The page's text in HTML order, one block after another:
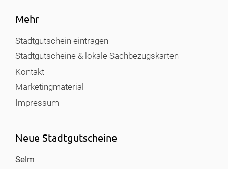
Mehr
Stadtgutschein eintragen
Stadtgutscheine & lokale Sachbezugskarten
Kontakt
Marketingmaterial
Impressum
Neue Stadtgutscheine
Selm